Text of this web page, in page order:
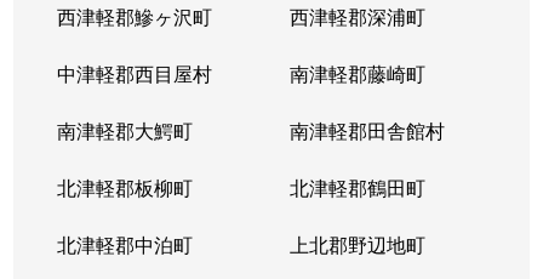
西津軽郡鰺ヶ沢町 西津軽郡深浦町
中津軽郡西目屋村 南津軽郡藤崎町
南津軽郡大鰐町 南津軽郡田舎館村
北津軽郡板柳町 北津軽郡鶴田町
北津軽郡中泊町 上北郡野辺地町